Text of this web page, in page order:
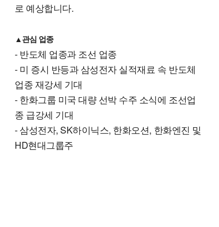
로 예상합니다.
▲관심 업종
- 반도체 업종과 조선 업종
- 미 증시 반등과 삼성전자 실적재료 속 반도체
업종 재강세 기대
- 한화그룹 미국 대량 선박 수주 소식에 조선업
종 급강세 기대
- 삼성전자, SK하이닉스, 한화오션, 한화엔진 및
HD현대그룹주